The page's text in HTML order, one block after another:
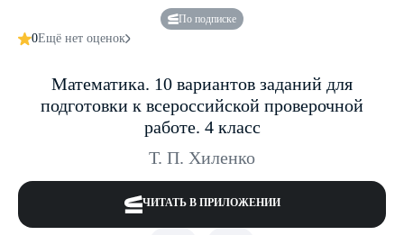
По подписке
0Ещё нет оценок
Математика. 10 вариантов заданий для
подготовки к всероссийской проверочной
работе. 4 класс
Т. П. Хиленко
ЧИТАТЬ В ПРИЛОЖЕНИИ